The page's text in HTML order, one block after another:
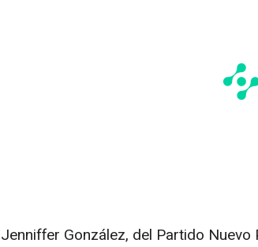
Jenniffer González, del Partido